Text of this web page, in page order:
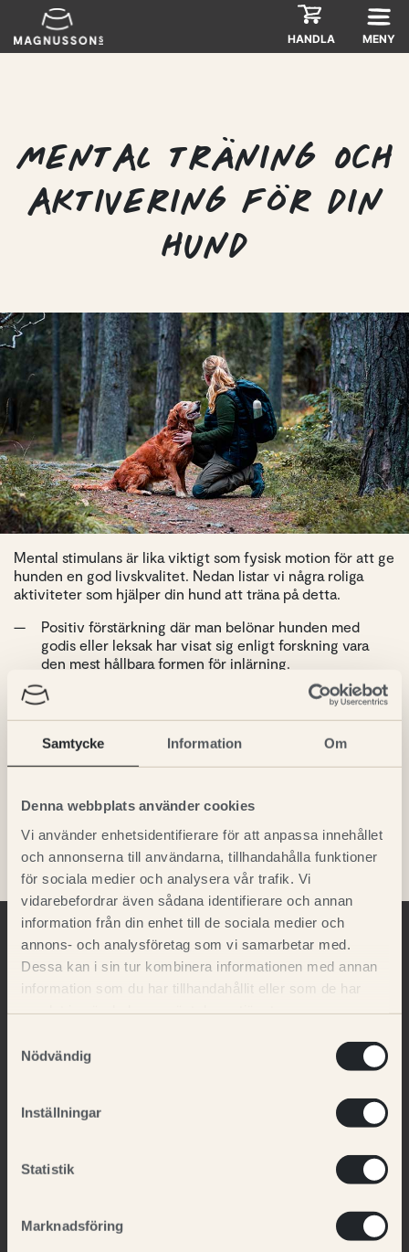
Samtycke Information Om
Denna webbplats använder cookies
Vi använder enhetsidentifierare för att anpassa innehållet
och annonserna till användarna, tillhandahålla funktioner
för sociala medier och analysera vår trafik. Vi
vidarebefordrar även sådana identifierare och annan
information från din enhet till de sociala medier och
annons- och analysföretag som vi samarbetar med.
Dessa kan i sin tur kombinera informationen med annan
information som du har tillhandahållit eller som de har
Nödvändig
Inställningar
Statistik
Marknadsföring
content
HANDLA MENY
MENTAL TRÄNING OCH
AKTIVERING FÖR DIN
HUND
Mental stimulans är lika viktigt som fysisk motion för att ge
hunden en god livskvalitet. Nedan listar vi några roliga
aktiviteter som hjälper din hund att träna på detta.
Positiv förstärkning där man belönar hunden med
godis eller leksak har visat sig enligt forskning vara
den mest hållbara formen för inlärning.
Fodersök i hemmet eller på gräsmattan.
Jobba med luktsinnet (nose-work). Hundens intresse
för att använda sin nos kan med fördel utnyttjas för
spår- och sökträning.
där hunden sysselsätter sig med att få ut dem.
Endast fantasin sätter gränser!